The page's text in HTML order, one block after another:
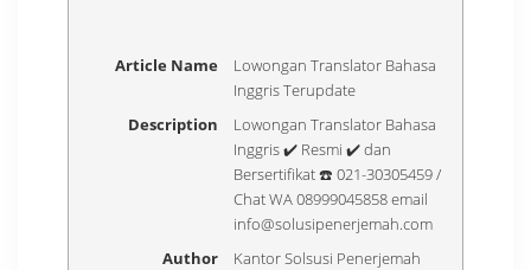
Article Name
Lowongan Translator Bahasa
Inggris Terupdate
Description
Lowongan Translator Bahasa
Inggris ✔️ Resmi ✔️ dan
Bersertifikat ☎️ 021-30305459 /
Chat WA 08999045858 email
info@solusipenerjemah.com
Author
Kantor Solsusi Penerjemah